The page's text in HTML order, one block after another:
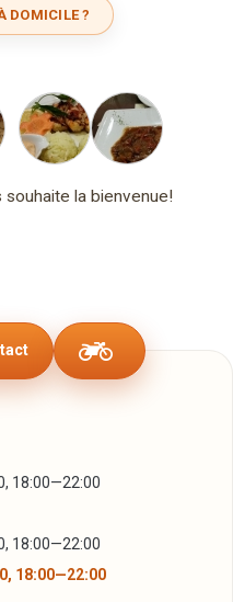
DOMICILE ?
la bienvenue!
18:00—22:00
18:00—22:00
18:00—22:00